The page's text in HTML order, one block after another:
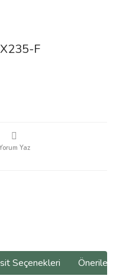
F
Yaz
Seçenekleri